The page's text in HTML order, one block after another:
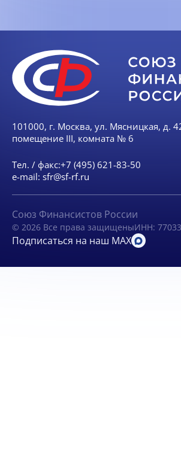
101000, г. Москва, ул. Мясницкая, д.
помещение III, комната № 6
Тел. / факс:+7 (495) 621-83-50
e-mail: sfr@sf-rf.ru
Союз Финансистов России
© 2026 Все права защищеныИНН:
Подписаться на наш MAX